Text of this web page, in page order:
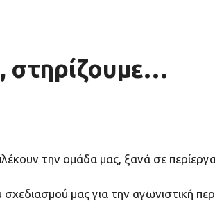
στηρίζουμε…
την ομάδα μας, ξανά σε περίεργα
μας για την αγωνιστική